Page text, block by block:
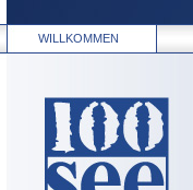
WILLKOMMEN